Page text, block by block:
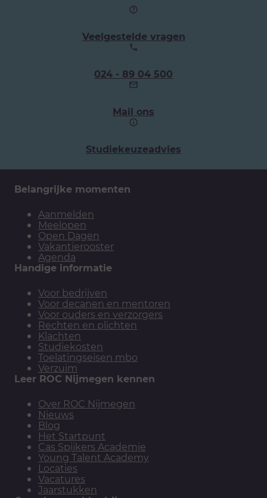
Veelgestelde vragen
Ons
telefoonnummer:
024 - 89 04 500
Mail ons
Studiekeuzeadvies
Belangrijke momenten
Aanmelden
Meelopen
Open Dagen
Vakantierooster
Agenda
Handige informatie
Voor bedrijven
Voor decanen en mentoren
Voor ouders en verzorgers
Rechten en plichten
Klachten
Studiekosten
Toelatingseisen mbo
Verzuim
Leer ROC Nijmegen kennen
Over ROC Nijmegen
Nieuws
Blog
Het Startpunt
Cas Spijkers Academie
Young Talent Academy
Locaties
Vacatures
Jaarstukken